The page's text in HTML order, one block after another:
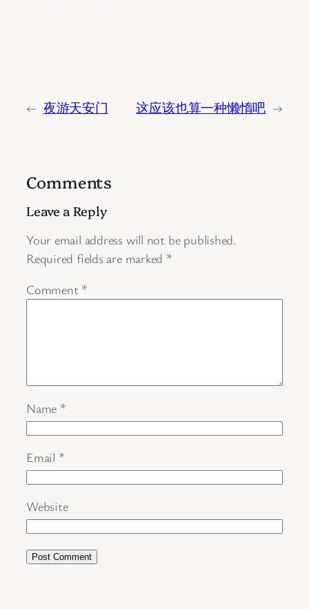
← 夜游天安门 这应该也算一种懒惰吧 →
Comments
Leave a Reply
Your email address will not be published.
Required fields are marked *
Comment *
Name *
Email *
Website